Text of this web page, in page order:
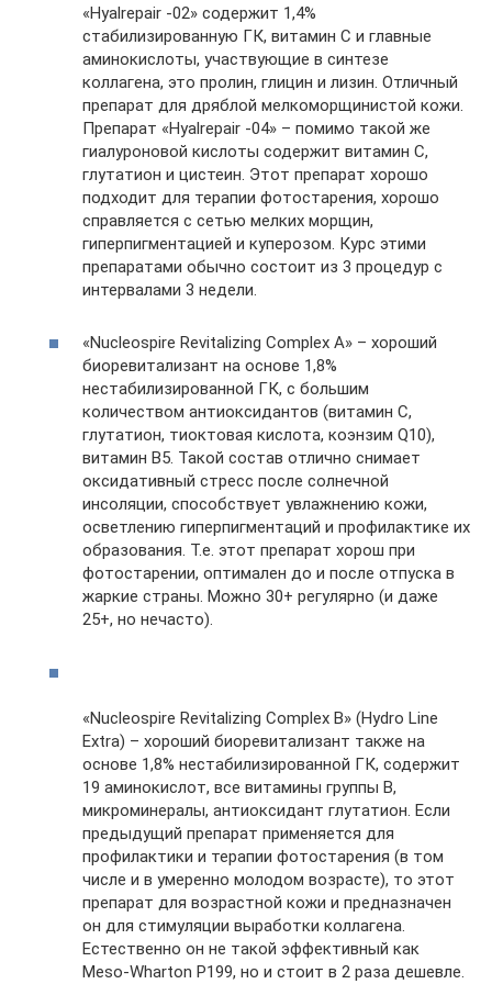
«Hyalrepair -02» содержит 1,4%
стабилизированную ГК, витамин С и главные
аминокислоты, участвующие в синтезе
коллагена, это пролин, глицин и лизин. Отличный
препарат для дряблой мелкоморщинистой кожи.
Препарат «Hyalrepair -04» – помимо такой же
гиалуроновой кислоты содержит витамин С,
глутатион и цистеин. Этот препарат хорошо
подходит для терапии фотостарения, хорошо
справляется с сетью мелких морщин,
гиперпигментацией и куперозом. Курс этими
препаратами обычно состоит из 3 процедур с
интервалами 3 недели.
«Nucleospire Revitalizing Complex A» – хороший
биоревитализант на основе 1,8%
нестабилизированной ГК, с большим
количеством антиоксидантов (витамин С,
глутатион, тиоктовая кислота, коэнзим Q10),
витамин В5. Такой состав отлично снимает
оксидативный стресс после солнечной
инсоляции, способствует увлажнению кожи,
осветлению гиперпигментаций и профилактике их
образования. Т.е. этот препарат хорош при
фотостарении, оптимален до и после отпуска в
жаркие страны. Можно 30+ регулярно (и даже
25+, но нечасто).
«Nucleospire Revitalizing Complex B» (Hydro Line
Extra) – хороший биоревитализант также на
основе 1,8% нестабилизированной ГК, содержит
19 аминокислот, все витамины группы В,
микроминералы, антиоксидант глутатион. Если
предыдущий препарат применяется для
профилактики и терапии фотостарения (в том
числе и в умеренно молодом возрасте), то этот
препарат для возрастной кожи и предназначен
он для стимуляции выработки коллагена.
Естественно он не такой эффективный как
Meso-Wharton P199, но и стоит в 2 раза дешевле.